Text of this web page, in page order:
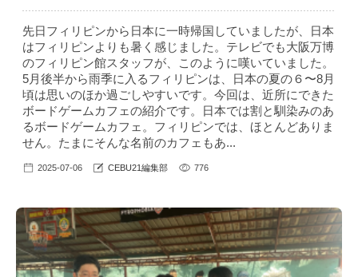
先日フィリピンから日本に一時帰国していましたが、日本
はフィリピンよりも暑く感じました。テレビでも大阪万博
のフィリピン館スタッフが、このように嘆いていました。
5月後半から雨季に入るフィリピンは、日本の夏の６〜8月
頃は思いのほか過ごしやすいです。今回は、近所にできた
ボードゲームカフェの紹介です。日本では割と馴染みのあ
るボードゲームカフェ。フィリピンでは、ほとんどありま
せん。たまにそんな名前のカフェもあ...
2025-07-06 CEBU21編集部 776